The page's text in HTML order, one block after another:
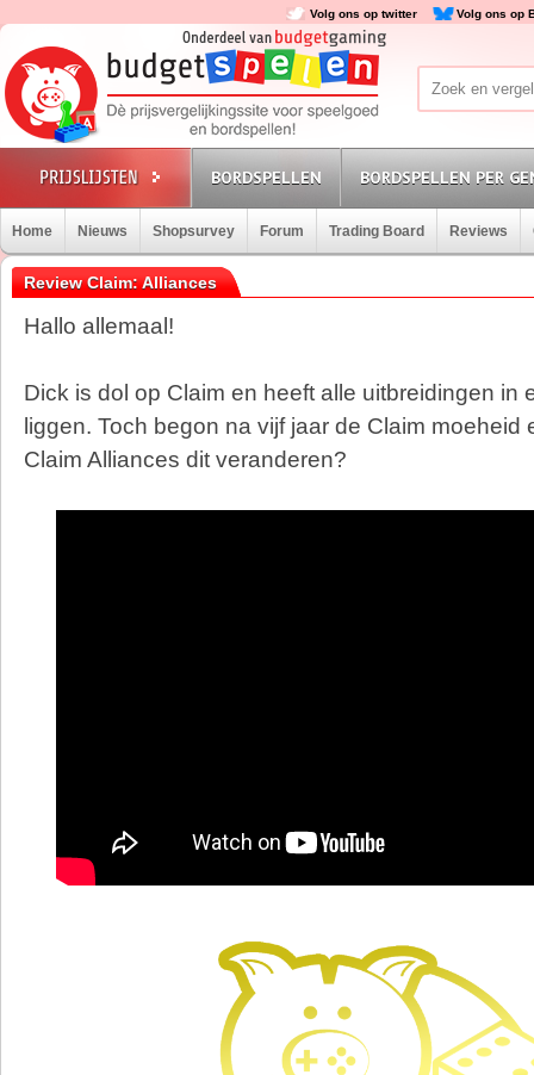
Volg ons op twitter Volg ons op
BORDSPELLEN BORDSPELLEN PER
Home Nieuws Shopsurvey Forum Trading Board Reviews
Review Claim: Alliances
Hallo allemaal!
Dick is dol op Claim en heeft alle uitbreidingen in
liggen. Toch begon na vijf jaar de Claim moeheid
Claim Alliances dit veranderen?